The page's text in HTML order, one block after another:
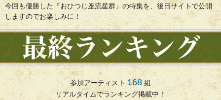
今回も優勝した『おひつじ座流星群』の特集を、後日サイトで公開
しますのでお楽しみに！
参加アーティスト 168 組
リアルタイムでランキング掲載中！